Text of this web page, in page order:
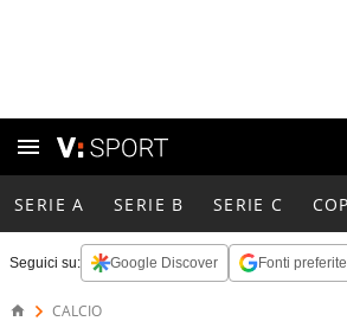
SERIE A SERIE B SERIE C
Seguici su: Google Discover Fonti preferite
CALCIO